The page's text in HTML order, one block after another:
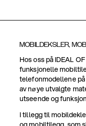
MOBILDEKSLER,
Hos oss på IDEAL
funksjonelle
telefonmodellene
av nøye utvalgte
utseende og
I tillegg til